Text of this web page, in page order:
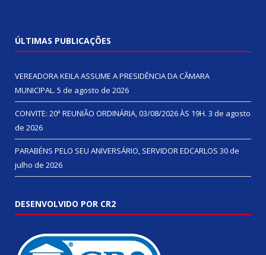
ÚLTIMAS PUBLICAÇÕES
VEREADORA KEILA ASSUME A PRESIDÊNCIA DA CÂMARA
MUNICIPAL. 5 de agosto de 2026
CONVITE: 20ª REUNIÃO ORDINÁRIA, 03/08/2026 ÀS 19H. 3 de agosto
de 2026
PARABÉNS PELO SEU ANIVERSÁRIO, SERVIDOR EDCARLOS 30 de
julho de 2026
DESENVOLVIDO POR CR2